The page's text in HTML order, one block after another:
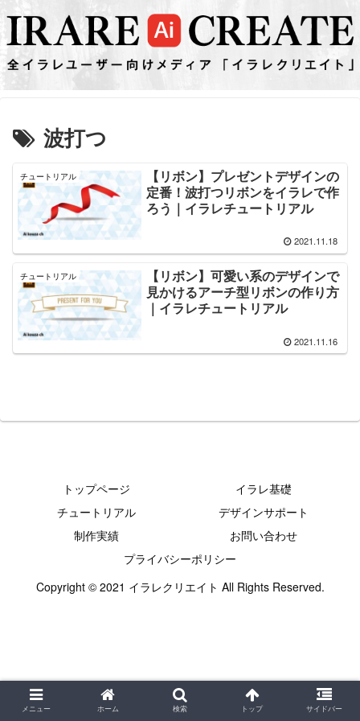
波打つ
チュートリアル
【リボン】プレゼントデザインの
定番！波打つリボンをイラレで作
ろう｜イラレチュートリアル
2021.11.18
チュートリアル
【リボン】可愛い系のデザインで
見かけるアーチ型リボンの作り方
｜イラレチュートリアル
2021.11.16
トップページ
イラレ基礎
チュートリアル
デザインサポート
制作実績
お問い合わせ
プライバシーポリシー
Copyright © 2021 イラレクリエイト All Rights Reserved.
メニュー ホーム 検索 トップ サイドバー